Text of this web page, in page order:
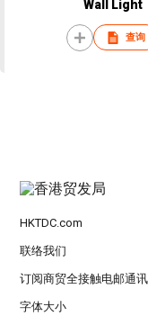
Wall Light
查询
HKTDC.com
联络我们
订阅商贸全接触电邮通讯
字体大小